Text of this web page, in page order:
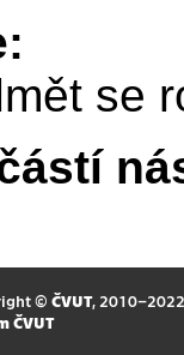
se
© ČVUT, 2010–2022
ČVUT